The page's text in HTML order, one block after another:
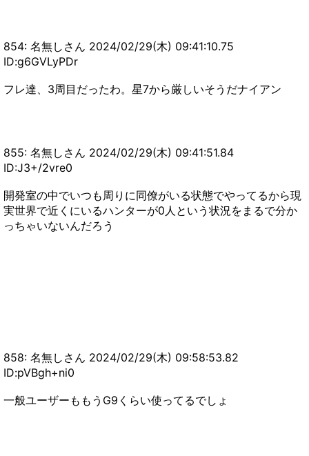
854: 名無しさん 2024/02/29(木) 09:41:10.75
ID:g6GVLyPDr
フレ達、3周目だったわ。星7から厳しいそうだナイアン
855: 名無しさん 2024/02/29(木) 09:41:51.84
ID:J3+/2vre0
開発室の中でいつも周りに同僚がいる状態でやってるから現
実世界で近くにいるハンターが0人という状況をまるで分か
っちゃいないんだろう
858: 名無しさん 2024/02/29(木) 09:58:53.82
ID:pVBgh+ni0
一般ユーザーももうG9くらい使ってるでしょ